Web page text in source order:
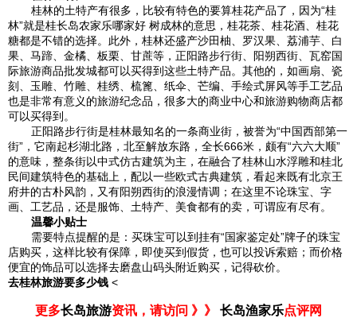
桂林的土特产有很多，比较有特色的要算桂花产品了，因为“桂
林”就是桂长岛农家乐哪家好 树成林的意思，桂花茶、桂花酒、桂花
糖都是不错的选择。此外，桂林还盛产沙田柚、罗汉果、荔浦芋、白
果、马蹄、金橘、板栗、甘蔗等，正阳路步行街、阳朔西街、瓦窑国
际旅游商品批发城都可以买得到这些土特产品。其他的，如画扇、瓷
刻、玉雕、竹雕、桂绣、梳篦、纸伞、芒编、手绘式屏风等手工艺品
也是非常有意义的旅游纪念品，很多大的商业中心和旅游购物商店都
可以买得到。
正阳路步行街是桂林最知名的一条商业街，被誉为“中国西部第一
街”，它南起杉湖北路，北至解放东路，全长666米，颇有“六六大顺”
的意味，整条街以中式仿古建筑为主，在融合了桂林山水浮雕和桂北
民间建筑特色的基础上，配以一些欧式古典建筑，看起来既有北京王
府井的古朴风韵，又有阳朔西街的浪漫情调；在这里不论珠宝、字
画、工艺品，还是服饰、土特产、美食都有的卖，可谓应有尽有。
温馨小贴士
需要特点提醒的是：买珠宝可以到挂有“国家鉴定处”牌子的珠宝
店购买，这样比较有保障，即使买到假货，也可以投诉索赔；而价格
便宜的饰品可以选择去磨盘山码头附近购买，记得砍价。
去桂林旅游要多少钱 <
更多长岛旅游资讯，请访问 》》 长岛渔家乐点评网